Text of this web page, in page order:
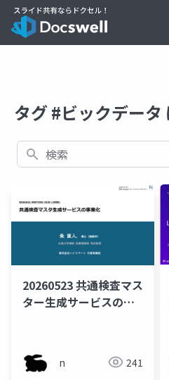
タグ #ビックデータ
検索
20260523 共通検査マス
ター生成サービスの事
n 241